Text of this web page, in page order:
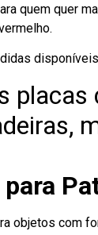
quem quer
placas
para
objetos com